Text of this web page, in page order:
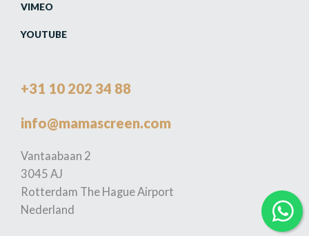
VIMEO
YOUTUBE
+31 10 202 34 88
info@mamascreen.com
Vantaabaan 2
3045 AJ
Rotterdam The Hague Airport
Nederland